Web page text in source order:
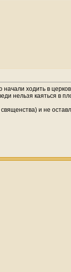
ходить в
нельзя каяться в
и не